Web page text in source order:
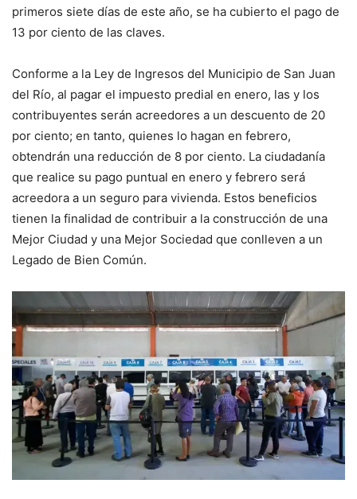
primeros siete días de este año, se ha cubierto el pago de
13 por ciento de las claves.
Conforme a la Ley de Ingresos del Municipio de San Juan
del Río, al pagar el impuesto predial en enero, las y los
contribuyentes serán acreedores a un descuento de 20
por ciento; en tanto, quienes lo hagan en febrero,
obtendrán una reducción de 8 por ciento. La ciudadanía
que realice su pago puntual en enero y febrero será
acreedora a un seguro para vivienda. Estos beneficios
tienen la finalidad de contribuir a la construcción de una
Mejor Ciudad y una Mejor Sociedad que conlleven a un
Legado de Bien Común.